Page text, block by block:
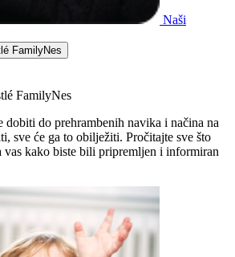
Naši
FamilyNes
FamilyNes
dobiti do prehrambenih navika i načina na
sve će ga to obilježiti. Pročitajte sve što
vas kako biste bili pripremljen i informiran